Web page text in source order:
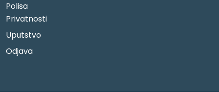
Polisa
Privatnosti
Uputstvo
Odjava